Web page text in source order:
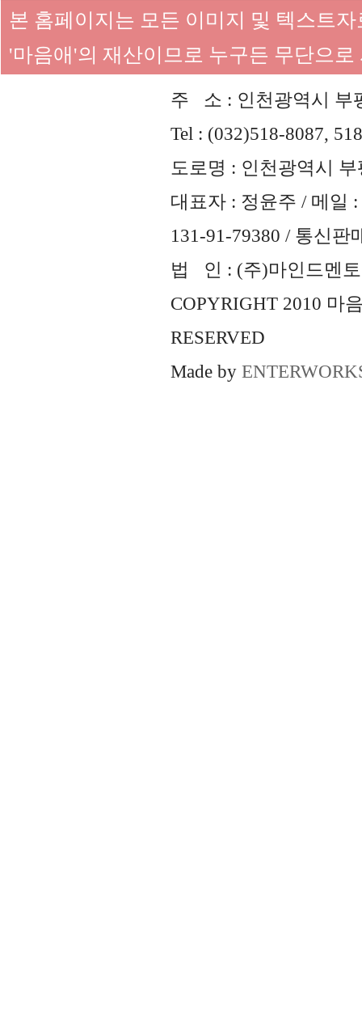
본 홈페이지는 모든 이미지 및 텍스트
'마음애'의 재산이므로 누구든 무단으
주 소 : 인천광역시 부
Tel : (032)518-8087,
도로명 : 인천광역시
대표자 : 정윤주 / 메일 :
131-91-79380 / 통신판
법 인 : (주)마인드멘토
COPYRIGHT 2010 마
RESERVED
Made by